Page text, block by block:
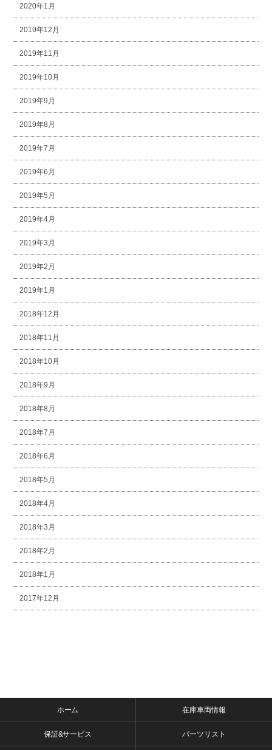
2020年1月
2019年12月
2019年11月
2019年10月
2019年9月
2019年8月
2019年7月
2019年6月
2019年5月
2019年4月
2019年3月
2019年2月
2019年1月
2018年12月
2018年11月
2018年10月
2018年9月
2018年8月
2018年7月
2018年6月
2018年5月
2018年4月
2018年3月
2018年2月
2018年1月
2017年12月
ホーム 在庫車両情報
保証&サービス パーツリスト